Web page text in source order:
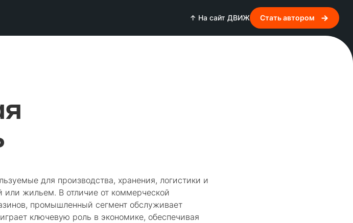
↑ На сайт ДВИЖ Стать автором
для производства, хранения, логистики и
или жильем. В отличие от коммерческой
промышленный сегмент обслуживает
ключевую роль в экономике, обеспечивая